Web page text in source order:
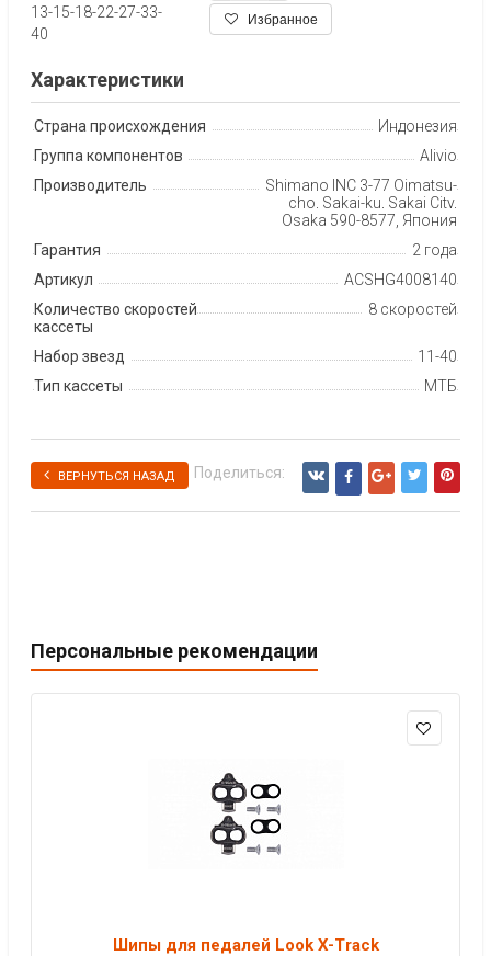
Избранное
13-15-18-22-27-33-
40
Характеристики
Страна происхождения
Индонезия
Группа компонентов
Alivio
Производитель
Shimano INC 3-77 Oimatsu-
cho, Sakai-ku, Sakai City,
Osaka 590-8577, Япония
Гарантия
2 года
Артикул
ACSHG4008140
Количество скоростей
кассеты
8 скоростей
Набор звезд
11-40
Тип кассеты
МТБ
ВЕРНУТЬСЯ НАЗАД Поделиться:
Персональные рекомендации
Шипы для педалей Look X-Track